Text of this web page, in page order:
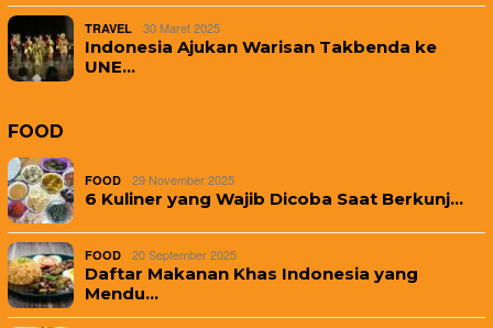
TRAVEL 30 Maret 2025
Indonesia Ajukan Warisan Takbenda ke
UNE…
FOOD
FOOD 29 November 2025
6 Kuliner yang Wajib Dicoba Saat Berkunj…
FOOD 20 September 2025
Daftar Makanan Khas Indonesia yang
Mendu…